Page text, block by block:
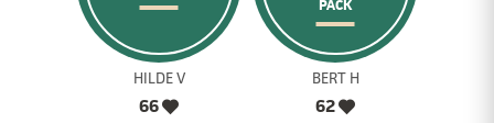
HILDE V
66
PACK
BERT H
62